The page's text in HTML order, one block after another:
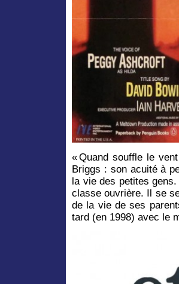
« Quand souffle le
Briggs : son acuité à
la vie des petites
classe ouvrière. Il se
de la vie de ses
tard (en 1998) avec le